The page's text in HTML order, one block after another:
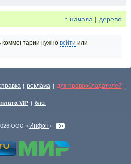
с начала | дерево
комментарии нужно войти или
| реклама | для правообладателей |
VIP | блог
ООО « Инфон »